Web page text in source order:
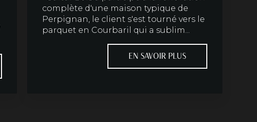
complète d'une maison typique de
Perpignan, le client s'est tourné vers le
parquet en Courbaril qui a sublim...
EN SAVOIR PLUS